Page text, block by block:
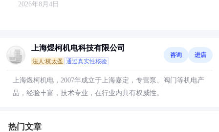
2026年8月4日
上海煜柯机电科技有限公司
法人:杭太圣 通过真实性核验
咨询 进店
上海煜柯机电，2007年成立于上海嘉定，专营泵、阀门等机电产
品，经验丰富，技术专业，在行业内具有权威性。
热门文章